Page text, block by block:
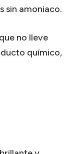
sin amoniaco.
no lleve
químico,